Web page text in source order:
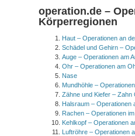
operation.de –
Körperregionen
Haut – Operationen an
Schädel und Gehirn –
Auge – Operationen am
Ohr – Operationen am
Nase
Mundhöhle –
Zähne und Kiefer – Zahn
Halsraum – Operationen
Rachen – Operationen
Kehlkopf – Operationen
Luftröhre – Operationen